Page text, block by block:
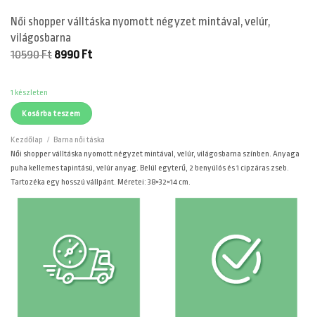
Női shopper válltáska nyomott négyzet mintával, velúr,
világosbarna
10590Ft Original
8990 FtCurrent
1 készleten
Kosárba teszem
Kezdőlap / Barna női táska
Női shopper válltáska nyomott négyzet mintával, velúr, világosbarna színben. Anyaga
puha kellemes tapintású, velúr anyag. Belül egyterű, 2 benyúlós és 1 cipzáras zseb.
Tartozéka egy hosszú vállpánt. Méretei: 38×32×14 cm.